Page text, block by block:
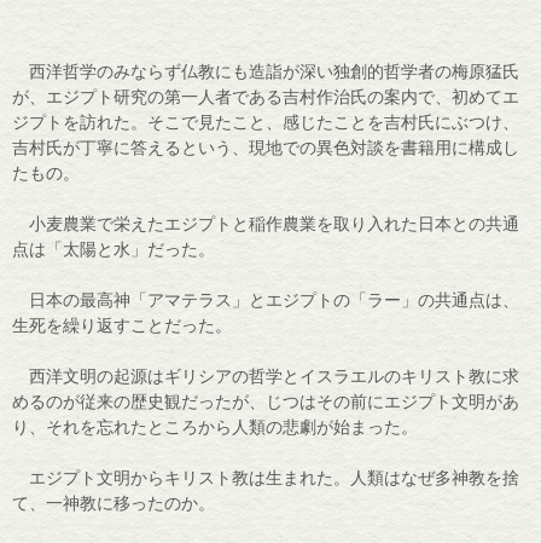
西洋哲学のみならず仏教にも造詣が深い独創的哲学者の梅原猛氏
が、エジプト研究の第一人者である吉村作治氏の案内で、初めてエ
ジプトを訪れた。そこで見たこと、感じたことを吉村氏にぶつけ、
吉村氏が丁寧に答えるという、現地での異色対談を書籍用に構成し
たもの。
小麦農業で栄えたエジプトと稲作農業を取り入れた日本との共通
点は「太陽と水」だった。
日本の最高神「アマテラス」とエジプトの「ラー」の共通点は、
生死を繰り返すことだった。
西洋文明の起源はギリシアの哲学とイスラエルのキリスト教に求
めるのが従来の歴史観だったが、じつはその前にエジプト文明があ
り、それを忘れたところから人類の悲劇が始まった。
エジプト文明からキリスト教は生まれた。人類はなぜ多神教を捨
て、一神教に移ったのか。